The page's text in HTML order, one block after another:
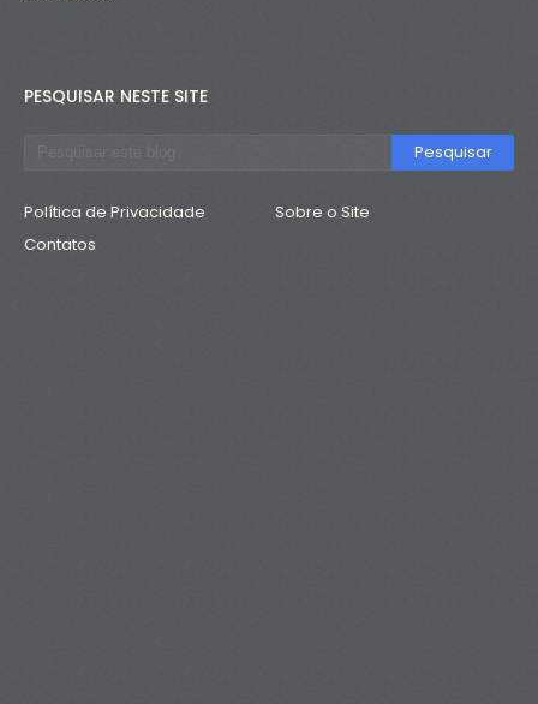
PESQUISAR NESTE SITE
Política de Privacidade
Sobre o Site
Contatos